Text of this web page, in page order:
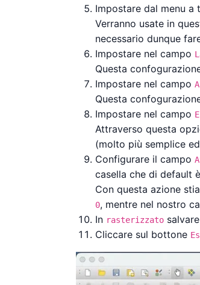
Impostare dal menu a
Verranno usate in
necessario dunque
Impostare nel campo
Questa
Impostare nel campo
Questa
Impostare nel campo
Attraverso questa
(molto più semplice
Configurare il campo
casella che di default è
Con questa azione
0, mentre nel nostro
In rasterizzato
Cliccare sul bottone